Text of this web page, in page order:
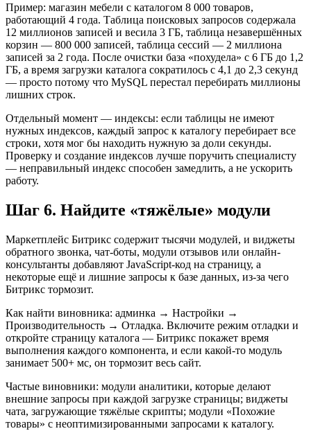
Пример: магазин мебели с каталогом 8 000 товаров,
работающий 4 года. Таблица поисковых запросов содержала
12 миллионов записей и весила 3 ГБ, таблица незавершённых
корзин — 800 000 записей, таблица сессий — 2 миллиона
записей за 2 года. После очистки база «похудела» с 6 ГБ до 1,2
ГБ, а время загрузки каталога сократилось с 4,1 до 2,3 секунд
— просто потому что MySQL перестал перебирать миллионы
лишних строк.
Отдельный момент — индексы: если таблицы не имеют
нужных индексов, каждый запрос к каталогу перебирает все
строки, хотя мог бы находить нужную за доли секунды.
Проверку и создание индексов лучше поручить специалисту
— неправильный индекс способен замедлить, а не ускорить
работу.
Шаг 6. Найдите «тяжёлые» модули
Маркетплейс Битрикс содержит тысячи модулей, и виджеты
обратного звонка, чат-боты, модули отзывов или онлайн-
консультанты добавляют JavaScript-код на страницу, а
некоторые ещё и лишние запросы к базе данных, из-за чего
Битрикс тормозит.
Как найти виновника: админка → Настройки →
Производительность → Отладка. Включите режим отладки и
откройте страницу каталога — Битрикс покажет время
выполнения каждого компонента, и если какой-то модуль
занимает 500+ мс, он тормозит весь сайт.
Частые виновники: модули аналитики, которые делают
внешние запросы при каждой загрузке страницы; виджеты
чата, загружающие тяжёлые скрипты; модули «Похожие
товары» с неоптимизированными запросами к каталогу.